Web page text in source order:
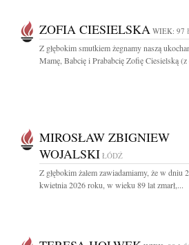
ZOFIA CIESIELSKA WIEK: 97
Z głębokim smutkiem żegnamy naszą
Mamę, Babcię i Prababcię Zofię Ciesielską (z
MIROSŁAW ZBIGNIEW
WOJALSKI ŁÓDŹ
Z głębokim żalem zawiadamiamy, że w dniu
kwietnia 2026 roku, w wieku 89 lat zmarł,...